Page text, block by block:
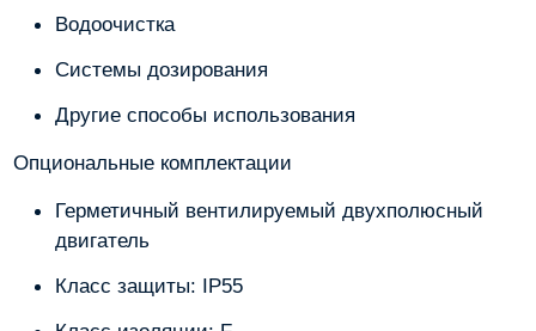
Водоочистка
Системы дозирования
Другие способы использования
Опциональные комплектации
Герметичный вентилируемый двухполюсный
двигатель
Класс защиты: IP55